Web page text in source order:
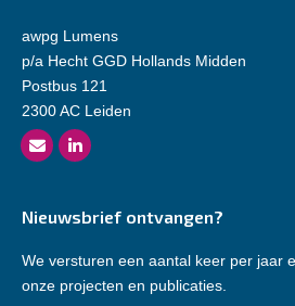
awpg Lumens
p/a Hecht GGD Hollands Midden
Postbus 121
2300 AC Leiden
Nieuwsbrief ontvangen?
We versturen een aantal keer per jaar
onze projecten en publicaties.